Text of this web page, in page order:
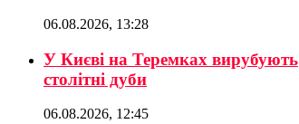
06.08.2026, 13:28
У Києві на Теремках вирубують
столітні дуби
06.08.2026, 12:45